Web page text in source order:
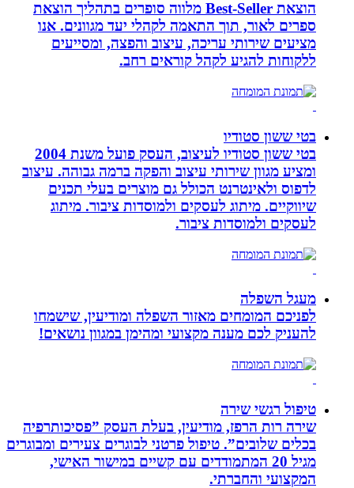
הוצאת Best-Seller מלווה סופרים בתהליך הוצאת
ספרים לאור, תוך התאמה לקהלי יעד מגוונים. אנו
מציעים שירותי עריכה, עיצוב והפצה, ומסייעים
ללקוחות להגיע לקהל קוראים רחב.
בטי ששון סטודיו
בטי ששון סטודיו לעיצוב, העסק פועל משנת 2004
ומציע מגוון שירותי עיצוב והפקה ברמה גבוהה. עיצוב
לדפוס ולאינטרנט הכולל גם מוצרים בעלי תכנים
שיווקיים. מיתוג לעסקים ולמוסדות ציבור. מיתוג
לעסקים ולמוסדות ציבור.
מעגל השפלה
לפניכם המומחים מאזור השפלה ומודיעין, שישמחו
להעניק לכם מענה מקצועי ומהימן במגוון נושאים!
טיפול רגשי שירה
שירה רות הרפז, מודיעין, בעלת העסק ”פסיכותרפיה
בכלים שלובים”. טיפול פרטני לבוגרים צעירים ומבוגרים
מגיל 20 המתמודדים עם קשיים במישור האישי,
המקצועי והחברתי.